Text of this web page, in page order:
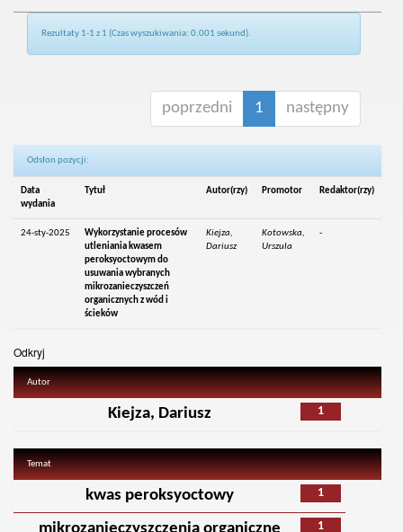
Rezultaty 1-1 z 1 (Czas wyszukiwania: 0.001 sekund).
poprzedni 1 następny
Odsłon pozycji:
Data
wydania
Tytuł Autor(rzy) Promotor Redaktor(rzy)
24-sty-2025
Wykorzystanie procesów
utleniania kwasem
peroksyoctowym do
usuwania wybranych
mikrozanieczyszczeń
organicznych z wód i
ścieków
Kiejza,
Dariusz
Kotowska,
Urszula
-
Odkryj
Autor
1
Kiejza, Dariusz
Temat
1
kwas peroksyoctowy
1